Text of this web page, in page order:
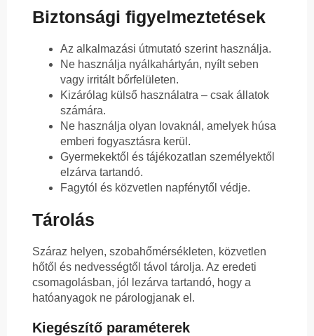
Biztonsági figyelmeztetések
Az alkalmazási útmutató szerint használja.
Ne használja nyálkahártyán, nyílt seben
vagy irritált bőrfelületen.
Kizárólag külső használatra – csak állatok
számára.
Ne használja olyan lovaknál, amelyek húsa
emberi fogyasztásra kerül.
Gyermekektől és tájékozatlan személyektől
elzárva tartandó.
Fagytól és közvetlen napfénytől védje.
Tárolás
Száraz helyen, szobahőmérsékleten, közvetlen
hőtől és nedvességtől távol tárolja. Az eredeti
csomagolásban, jól lezárva tartandó, hogy a
hatóanyagok ne párologjanak el.
Kiegészítő paraméterek